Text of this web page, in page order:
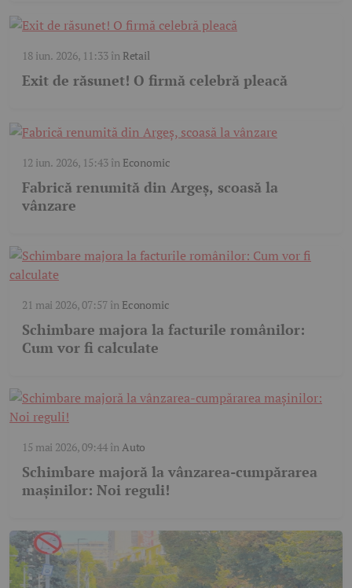
18 iun. 2026, 11:33în Retail
Exit de răsunet! O firmă celebră pleacă
12 iun. 2026, 15:43în Economic
Fabrică renumită din Argeș, scoasă la
vânzare
21 mai 2026, 07:57în Economic
Schimbare majora la facturile românilor:
Cum vor fi calculate
15 mai 2026, 09:44înAuto
Schimbare majoră la vânzarea-cumpărarea
mașinilor: Noi reguli!